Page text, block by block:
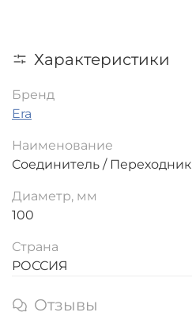
Характеристики
Бренд
Era
Наименование
Соединитель / Переходник
Диаметр, мм
100
Страна
РОССИЯ
Отзывы